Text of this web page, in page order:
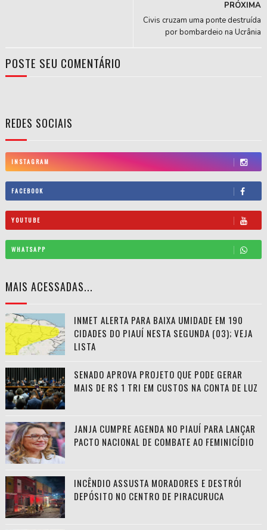
PRÓXIMA
Civis cruzam uma ponte destruída
por bombardeio na Ucrânia
POSTE SEU COMENTÁRIO
REDES SOCIAIS
INSTAGRAM
FACEBOOK
YOUTUBE
WHATSAPP
MAIS ACESSADAS...
INMET ALERTA PARA BAIXA UMIDADE EM 190
CIDADES DO PIAUÍ NESTA SEGUNDA (03); VEJA
LISTA
SENADO APROVA PROJETO QUE PODE GERAR
MAIS DE R$ 1 TRI EM CUSTOS NA CONTA DE LUZ
JANJA CUMPRE AGENDA NO PIAUÍ PARA LANÇAR
PACTO NACIONAL DE COMBATE AO FEMINICÍDIO
INCÊNDIO ASSUSTA MORADORES E DESTRÓI
DEPÓSITO NO CENTRO DE PIRACURUCA